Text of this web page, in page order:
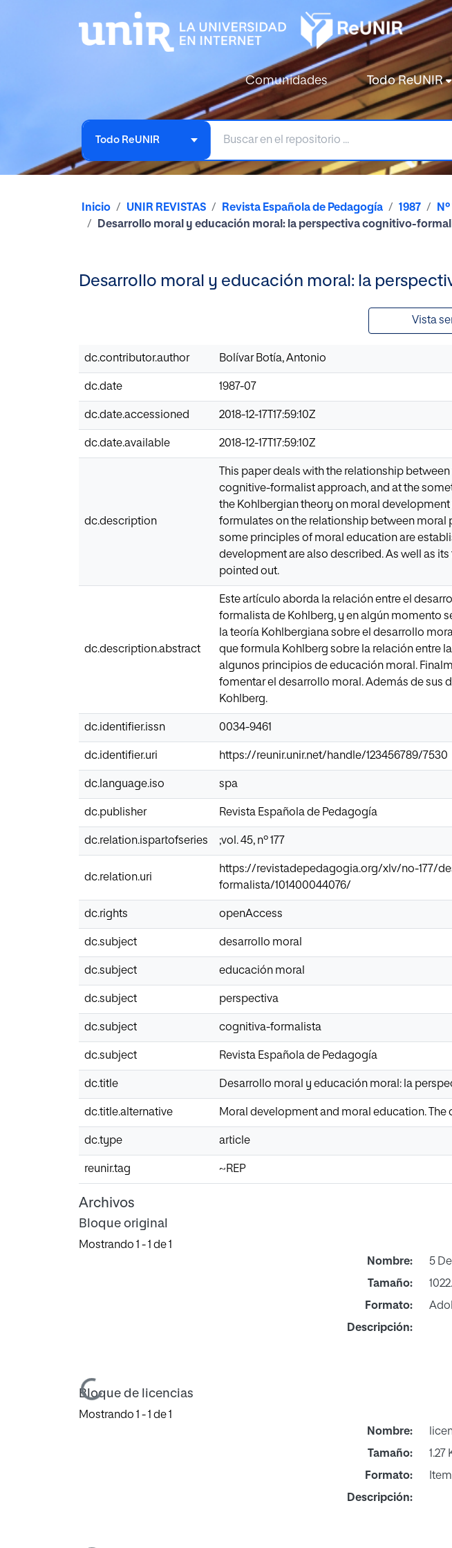
Comunidades Todo ReUNIR
Todo ReUNIR
Inicio UNIR REVISTAS Revista Española de Pedagogía 1987
Desarrollo moral y educación moral: la perspectiva cognitivo-
Desarrollo moral y educación moral: la
Vista
dc.contributor.author Bolívar Botía, Antonio
dc.date 1987-07
dc.date.accessioned 2018-12-17T17:59:10Z
dc.date.available 2018-12-17T17:59:10Z
dc.description
This paper deals with the relationship
cognitive-formalist approach, and at the
the Kohlbergian theory on moral
formulates on the relationship between moral
some principles of moral education are
development are also described. As well as
pointed out.
dc.description.abstract
Este artículo aborda la relación entre el
formalista de Kohlberg, y en algún momento
la teoría Kohlbergiana sobre el desarrollo
que formula Kohlberg sobre la relación entre
algunos principios de educación moral.
fomentar el desarrollo moral. Además de sus
Kohlberg.
dc.identifier.issn 0034-9461
dc.identifier.uri https://reunir.unir.net/handle/123456789/7530
dc.language.iso spa
dc.publisher Revista Española de Pedagogía
dc.relation.ispartofseries ;vol. 45, nº 177
dc.relation.uri
https://revistadepedagogia.org/xlv/no-177/
formalista/101400044076/
dc.rights openAccess
dc.subject desarrollo moral
dc.subject educación moral
dc.subject perspectiva
dc.subject cognitiva-formalista
dc.subject Revista Española de Pedagogía
dc.title Desarrollo moral y educación moral: la
dc.title.alternative Moral development and moral education.
dc.type article
reunir.tag ~REP
Archivos
Bloque original
Mostrando 1 - 1 de 1
Cargando...
Nombre:
5
Tamaño:
Formato:
Descripción:
Bloque de licencias
Mostrando 1 - 1 de 1
Nombre:
Tamaño:
1.27
Formato:
Descripción: